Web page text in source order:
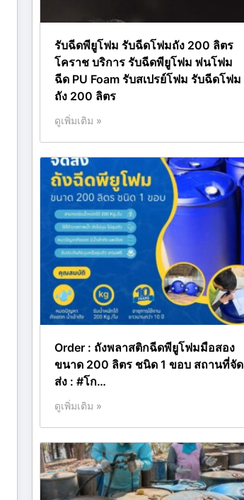
รับฉีดพียูโฟม รับฉีดโฟมถัง 200 ลิตร
โคราช บริการ รับฉีดพียูโฟม พ่นโฟม
ฉีด PU Foam รับสเปรย์โฟม รับฉีดโฟม
ถัง 200 ลิตร
ดูเพิ่มเติม »
Order : ถังพลาสติกฉีดพียูโฟมมือสอง
ขนาด 200 ลิตร ชนิด 1 ขอบ สถานที่จัด
ส่ง : #โก…
ดูเพิ่มเติม »